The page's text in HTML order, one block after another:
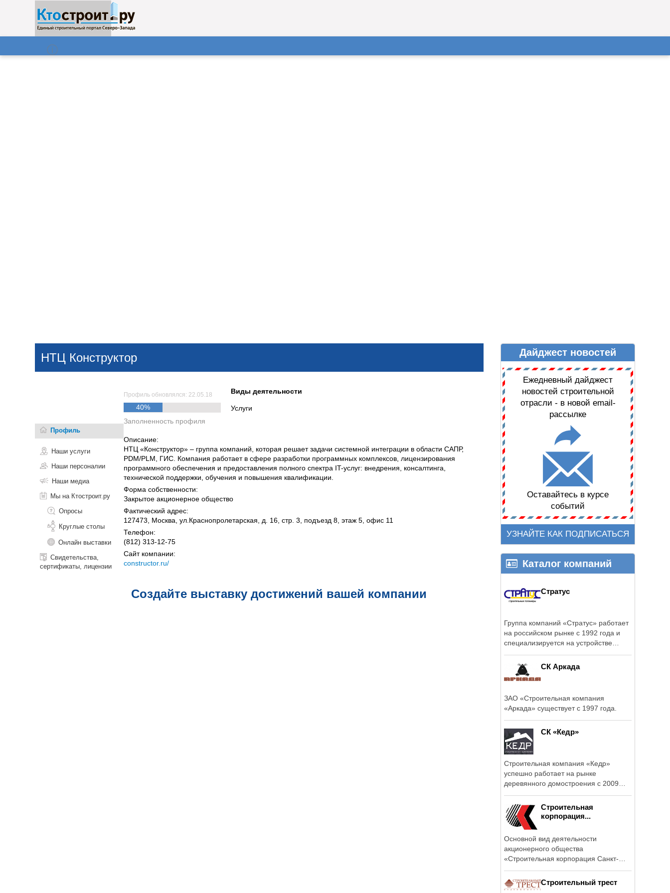
Поиск
НОВОСТИ ДАЙДЖЕСТ НОВОСТЕЙ
НТЦ Конструктор
Профиль
Наши услуги
Наши персоналии
Наши медиа
Мы на Ктостроит.ру
Опросы
Круглые столы
Онлайн выставки
Свидетельства,
сертификаты, лицензии
Профиль обновлялся: 22.05.18
40%
Заполненность профиля
Виды деятельности
Услуги
Описание:
НТЦ «Конструктор» – группа компаний, которая решает задачи системной интеграции в области САПР,
PDM/PLM, ГИС. Компания работает в сфере разработки программных комплексов, лицензирования
программного обеспечения и предоставления полного спектра IT-услуг: внедрения, консалтинга,
технической поддержки, обучения и повышения квалификации.
Форма собственности:
Закрытое акционерное общество
Фактический адрес:
127473, Москва, ул.Краснопролетарская, д. 16, стр. 3, подъезд 8, этаж 5, офис 11
Телефон:
(812) 313-12-75
Сайт компании:
constructor.ru/
Создайте выставку достижений вашей компании
Дайджест новостей
Ежедневный дайджест
новостей строительной
отрасли - в новой email-
рассылке
Оставайтесь в курсе
событий
УЗНАЙТЕ КАК ПОДПИСАТЬСЯ
Каталог компаний
Стратус
Группа компаний «Стратус» работает
на российском рынке с 1992 года и
специализируется на устройстве
СК Аркада
ЗАО «Строительная компания
«Аркада» существует с 1997 года.
СК «Кедр»
Строительная компания «Кедр»
успешно работает на рынке
деревянного домостроения с 2009
Строительная
корпорация...
Основной вид деятельности
акционерного общества
«Строительная корпорация Санкт-
Строительный трест